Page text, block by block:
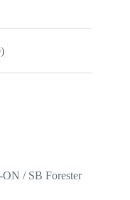
/ SB Forester